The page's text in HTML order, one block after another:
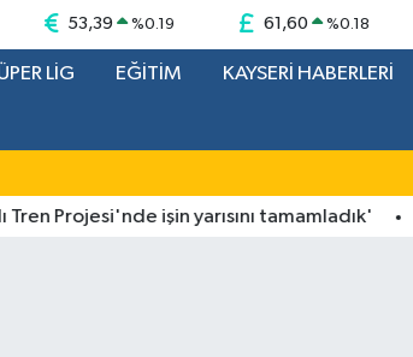
53,39 %0.19 61,60 %0.18
LİG EĞİTİM KAYSERİ HABERLERİ
işin yarısını tamamladık' 11:21